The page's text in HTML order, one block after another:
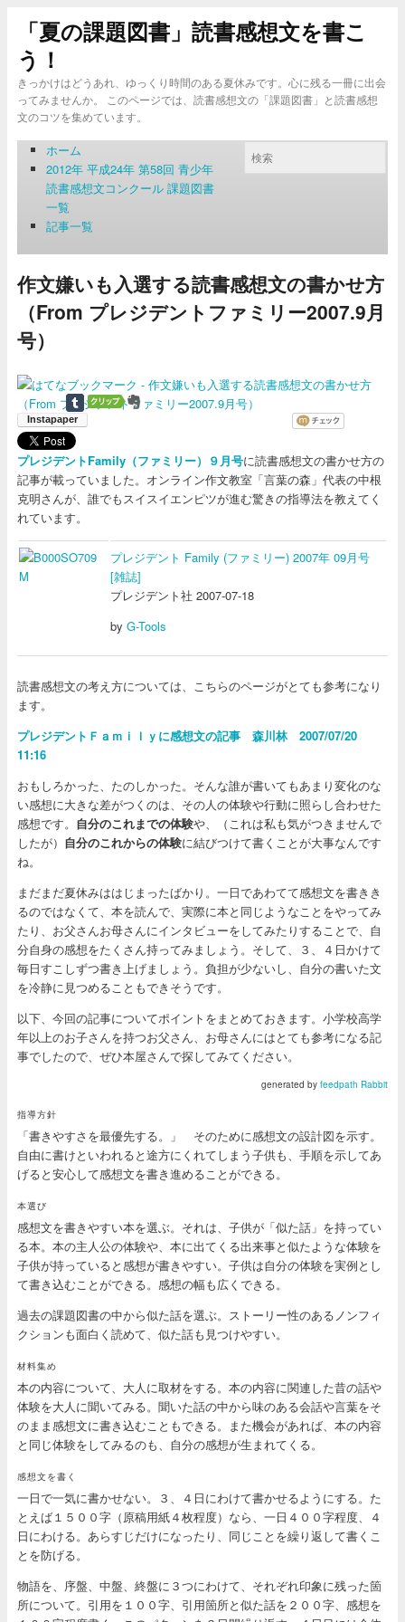
「夏の課題図書」読書感想文を書こ
う！
きっかけはどうあれ、ゆっくり時間のある夏休みです。心に残る一冊に出会
ってみませんか。 このページでは、読書感想文の「課題図書」と読書感想
文のコツを集めています。
ホーム
2012年 平成24年 第58回 青少年
読書感想文コンクール 課題図書
一覧
記事一覧
作文嫌いも入選する読書感想文の書かせ方
（From プレジデントファミリー2007.9月
号）
プレジデントFamily（ファミリー）９月号に読書感想文の書かせ方の
記事が載っていました。オンライン作文教室「言葉の森」代表の中根
克明さんが、誰でもスイスイエンピツが進む驚きの指導法を教えてく
れています。
プレジデント Family (ファミリー) 2007年 09月号
[雑誌]
プレジデント社 2007-07-18
by G-Tools
読書感想文の考え方については、こちらのページがとても参考になり
ます。
プレジデントＦａｍｉｌｙに感想文の記事 森川林 2007/07/20
11:16
おもしろかった、たのしかった。そんな誰が書いてもあまり変化のな
い感想に大きな差がつくのは、その人の体験や行動に照らし合わせた
感想です。 自分のこれまでの体験や、（これは私も気がつきませんで
したが） 自分のこれからの体験に結びつけて書くことが大事なんです
ね。
まだまだ夏休みははじまったばかり。一日であわてて感想文を書きき
るのではなくて、本を読んで、実際に本と同じようなことをやってみ
たり、お父さんお母さんにインタビューをしてみたりすることで、自
分自身の感想をたくさん持ってみましょう。そして、３、４日かけて
毎日すこしずつ書き上げましょう。負担が少ないし、自分の書いた文
を冷静に見つめることもできそうです。
以下、今回の記事についてポイントをまとめておきます。小学校高学
年以上のお子さんを持つお父さん、お母さんにはとても参考になる記
事でしたので、ぜひ本屋さんで探してみてください。
generated byfeedpath Rabbit
指導方針
「書きやすさを最優先する。」 そのために感想文の設計図を示す。
自由に書けといわれると途方にくれてしまう子供も、手順を示してあ
げると安心して感想文を書き進めることができる。
本選び
感想文を書きやすい本を選ぶ。それは、子供が「似た話」を持ってい
る本。本の主人公の体験や、本に出てくる出来事と似たような体験を
子供が持っていると感想が書きやすい。子供は自分の体験を実例とし
て書き込むことができる。感想の幅も広くできる。
過去の課題図書の中から似た話を選ぶ。ストーリー性のあるノンフィ
クションも面白く読めて、似た話も見つけやすい。
材料集め
本の内容について、大人に取材をする。本の内容に関連した昔の話や
体験を大人に聞いてみる。聞いた話の中から味のある会話や言葉をそ
のまま感想文に書き込むこともできる。また機会があれば、本の内容
と同じ体験をしてみるのも、自分の感想が生まれてくる。
感想文を書く
一日で一気に書かせない。３、４日にわけて書かせるようにする。た
とえば１５００字（原稿用紙４枚程度）なら、一日４００字程度、４
日にわける。あらすじだけになったり、同じことを繰り返して書くこ
とを防げる。
物語を、序盤、中盤、終盤に３つにわけて、それぞれ印象に残った箇
所について。引用を１００字、引用箇所と似た話を２００字、感想を